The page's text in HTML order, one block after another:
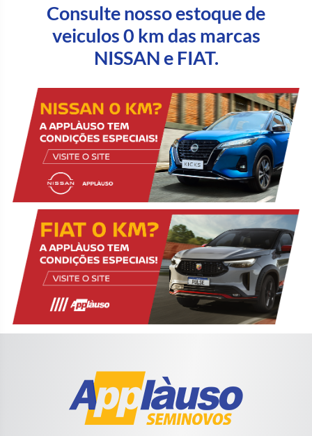
Consulte nosso estoque de
veiculos 0 km das marcas
NISSAN e FIAT.